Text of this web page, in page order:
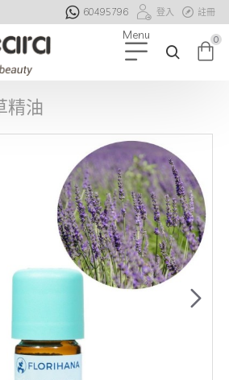
60495796 登入 註冊
0
精油